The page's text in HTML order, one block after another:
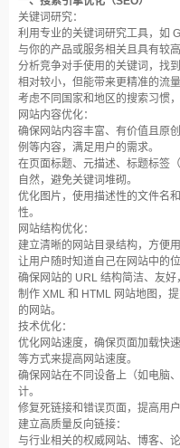
关键词研究：
利用专业的关键词研究工具，如
与你的产品或服务相关且具有较
分析竞争对手使用的关键词，找
相对较小，但能带来更精准的流量
考虑不同国家和地区的搜索习惯
网站内容优化：
确保网站内容丰富、有价值且原
例等内容，满足用户的需求。
在页面标题、元描述、标题标签
自然，避免关键词堆砌。
优化图片，使用描述性的文件名
性。
网站结构优化：
建立清晰的网站目录结构，方便
让用户随时知道自己在网站中的位
确保网站的 URL 结构简洁、友好
制作 XML 和 HTML 网站地图，
的网站。
技术优化：
优化网站速度，确保页面加载快
等方式来提高网站速度。
确保网站在不同设备上（如电脑
计。
修复死链接和错误页面，提高用
建立高质量反向链接：
与行业相关的权威网站、博客、